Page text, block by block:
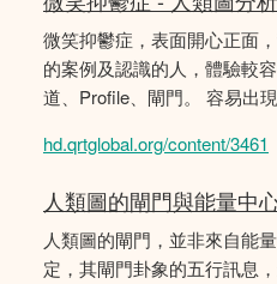
微笑抑鬱症，表面開心正面
的案例及認識的人，體驗較
道、Profile、閘門。 容易出
hd.qrtglobal.org/content/3461
人類圖的閘門與能量中
人類圖的閘門，並非來自能
定，其閘門卦象的五行訊息